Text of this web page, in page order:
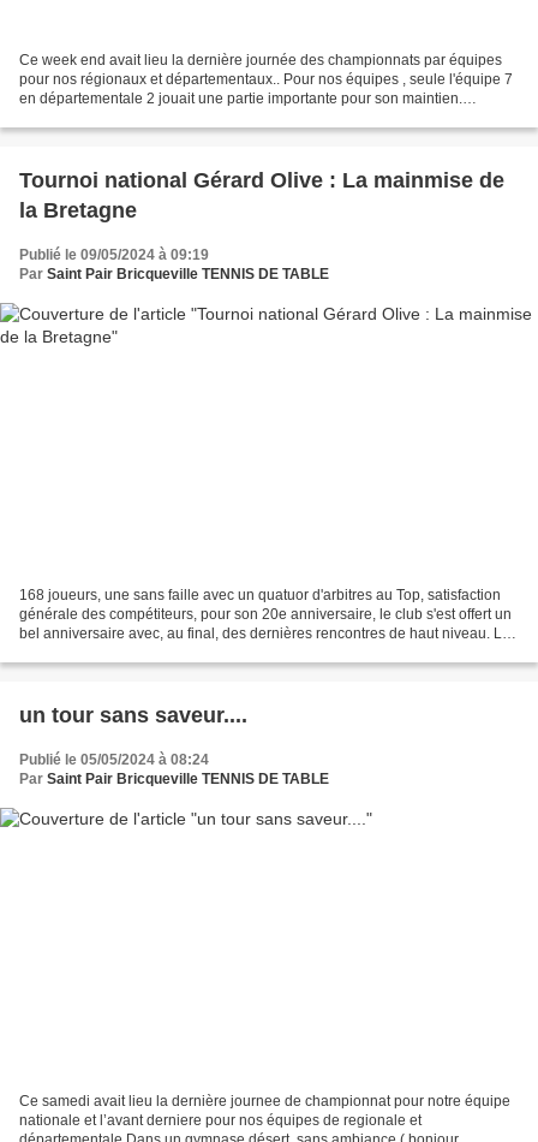
Ce week end avait lieu la dernière journée des championnats par équipes
pour nos régionaux et départementaux.. Pour nos équipes , seule l'équipe 7
en départementale 2 jouait une partie importante pour son maintien.
Tournoi national Gérard Olive : La mainmise de
la Bretagne
Publié le 09/05/2024 à 09:19
Par Saint Pair Bricqueville TENNIS DE TABLE
168 joueurs, une sans faille avec un quatuor d'arbitres au Top, satisfaction
générale des compétiteurs, pour son 20e anniversaire, le club s'est offert un
bel anniversaire avec, au final, des dernières rencontres de haut niveau. Le
un tour sans saveur....
Publié le 05/05/2024 à 08:24
Par Saint Pair Bricqueville TENNIS DE TABLE
Ce samedi avait lieu la dernière journee de championnat pour notre équipe
nationale et l’avant derniere pour nos équipes de regionale et